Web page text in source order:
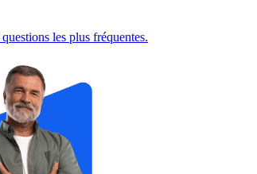
les plus fréquentes.